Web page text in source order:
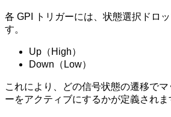
各 GPI トリガーには、状態選択ドロ
す。
Up（High）
Down（Low）
これにより、どの信号状態の遷移で
ーをアクティブにするかが定義されま